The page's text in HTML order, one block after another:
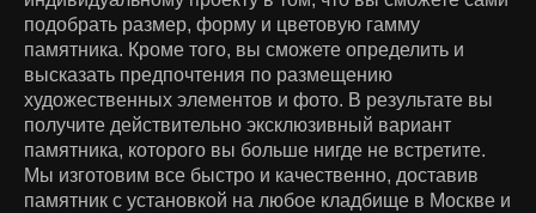
подобрать размер, форму и цветовую гамму
памятника. Кроме того, вы сможете определить и
высказать предпочтения по размещению
художественных элементов и фото. В результате вы
получите действительно эксклюзивный вариант
памятника, которого вы больше нигде не встретите.
Мы изготовим все быстро и качественно, доставив
памятник с установкой на любое кладбище в Москве и